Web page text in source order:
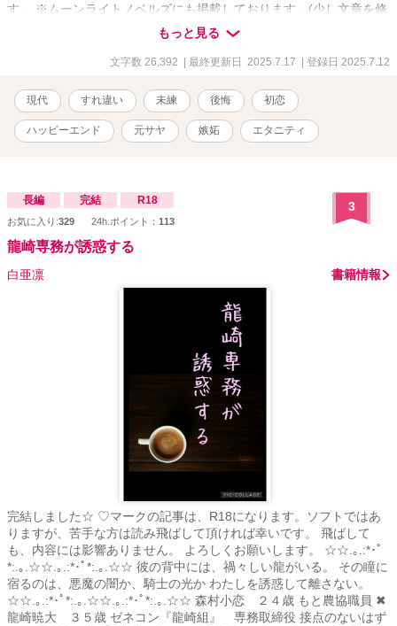
す。 ※ムーンライトノベルズにも掲載しております。(少し文章を修
正したものをこちらに載せてます) ※2〜3万字程度のお話ですので、
サラッと読んでいただけたらなと思います！
もっと見る
文字数 26,392 | 最終更新日 2025.7.17 | 登録日 2025.7.12
現代 すれ違い 未練 後悔 初恋
ハッピーエンド 元サヤ 嫉妬 エタニティ
長編 完結 R18
お気に入り:329 24h.ポイント： 113
3
龍崎専務が誘惑する
白亜凛 書籍情報
完結しました☆ ♡マークの記事は、R18になります。ソフトではあ
りますが、苦手な方は読み飛ばして頂ければ幸いです。 飛ばして
も、内容には影響ありません。 よろしくお願いします。 ☆☆.｡.:*･ﾟ
*:.｡.☆☆.｡.:*･ﾟ*:.｡.☆☆ 彼の背中には、禍々しい龍がいる。 その瞳に
宿るのは、悪魔の闇か、騎士の光か わたしを誘惑して離さない。
☆☆.｡.:*･ﾟ*:.｡.☆☆.｡.:*･ﾟ*:.｡.☆☆ 森村小恋 ２４歳 もと農協職員 ✖
龍崎暁大 ３５歳 ゼネコン『龍崎組』 専務取締役 接点のないはず